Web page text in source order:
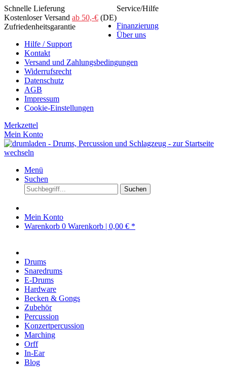
Schnelle Lieferung
Kostenloser Versand ab 50,-€ (DE)
Zufriedenheitsgarantie
Service/Hilfe
Finanzierung
Über uns
Hilfe / Support
Kontakt
Versand und Zahlungsbedingungen
Widerrufsrecht
Datenschutz
AGB
Impressum
Cookie-Einstellungen
Merkzettel
Mein Konto
Menü
Suchen
Suchen
Mein Konto
Warenkorb 0 Warenkorb | 0,00 € *
Drums
Snaredrums
E-Drums
Hardware
Becken & Gongs
Zubehör
Percussion
Konzertpercussion
Marching
Orff
In-Ear
Blog